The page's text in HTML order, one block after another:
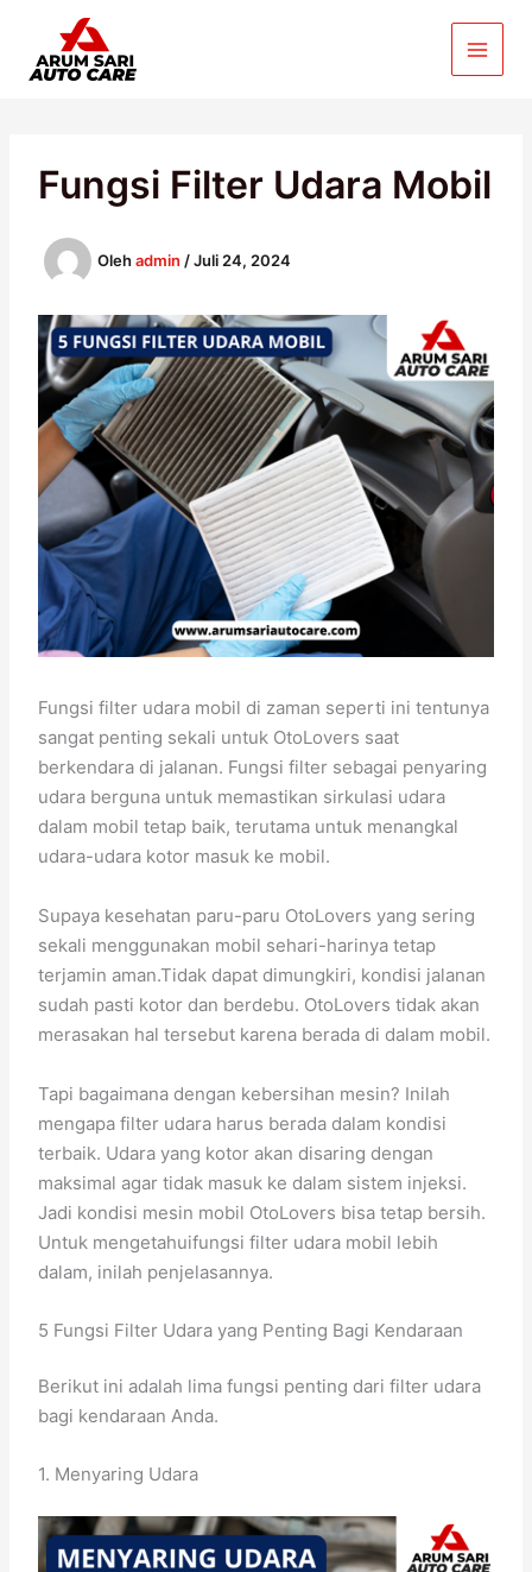
konten
Fungsi Filter Udara Mobil
Olehadmin /Juli 24, 2024
Fungsi filter udara mobil di zaman seperti ini tentunya
sangat penting sekali untuk OtoLovers saat
berkendara di jalanan. Fungsi filter sebagai penyaring
udara berguna untuk memastikan sirkulasi udara
dalam mobil tetap baik, terutama untuk menangkal
udara-udara kotor masuk ke mobil.
Supaya kesehatan paru-paru OtoLovers yang sering
sekali menggunakan mobil sehari-harinya tetap
terjamin aman.Tidak dapat dimungkiri, kondisi jalanan
sudah pasti kotor dan berdebu. OtoLovers tidak akan
merasakan hal tersebut karena berada di dalam mobil.
Tapi bagaimana dengan kebersihan mesin? Inilah
mengapa filter udara harus berada dalam kondisi
terbaik. Udara yang kotor akan disaring dengan
maksimal agar tidak masuk ke dalam sistem injeksi.
Jadi kondisi mesin mobil OtoLovers bisa tetap bersih.
Untuk mengetahuifungsi filter udara mobil lebih
dalam, inilah penjelasannya.
5 Fungsi Filter Udara yang Penting Bagi Kendaraan
Berikut ini adalah lima fungsi penting dari filter udara
bagi kendaraan Anda.
1. Menyaring Udara